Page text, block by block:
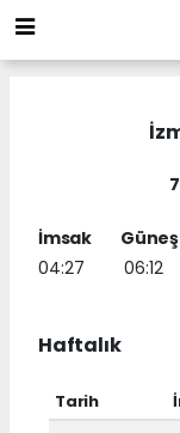
İmsak
04:27
Güneş
06:12
Haftalık
Tarih